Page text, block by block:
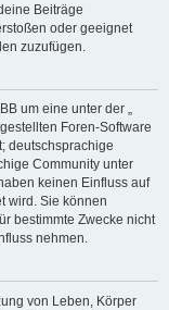
Beiträge
oder geeignet
zuzufügen.
um eine unter der „
Foren-Software
deutschsprachige
Community unter
keinen Einfluss auf
wird. Sie können
bestimmte Zwecke nicht
nehmen.
von Leben, Körper